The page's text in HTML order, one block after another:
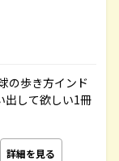
の歩き方インド
して欲しい1冊
詳細を見る